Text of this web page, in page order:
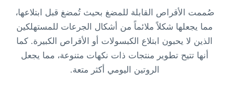
صُممت الأقراص القابلة للمضغ بحيث تُمضغ قبل ابتلاعها،
مما يجعلها شكلاً ملائماً من أشكال الجرعات للمستهلكين
الذين لا يحبون ابتلاع الكبسولات أو الأقراص الكبيرة. كما
أنها تتيح تطوير منتجات ذات نكهات متنوعة، مما يجعل
الروتين اليومي أكثر متعة.